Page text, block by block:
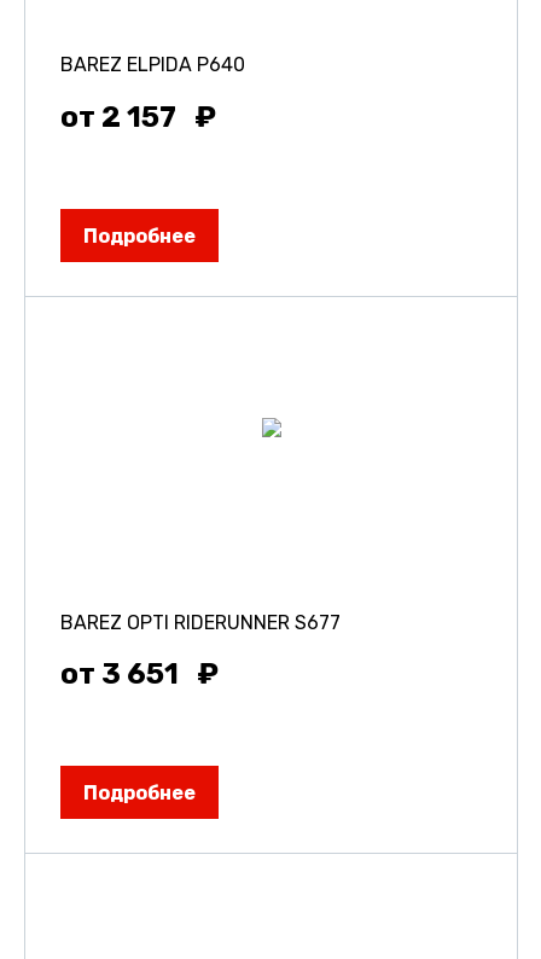
BAREZ ELPIDA P640
от 2 157
Подробнее
BAREZ OPTI RIDERUNNER S677
от 3 651
Подробнее